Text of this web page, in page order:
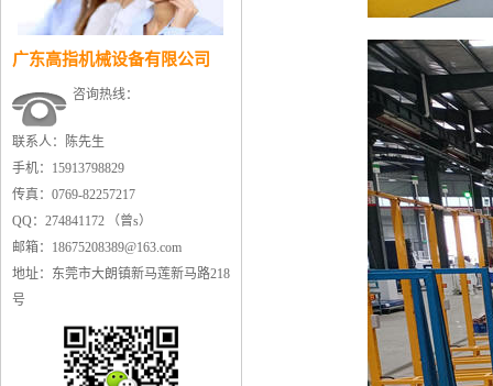
广东高指机械设备有限公司
咨询热线：
联系人：陈先生
手机：15913798829
传真：0769-82257217
QQ：274841172 （曾s）
邮箱：18675208389@163.com
地址：东莞市大朗镇新马莲新马路218
号